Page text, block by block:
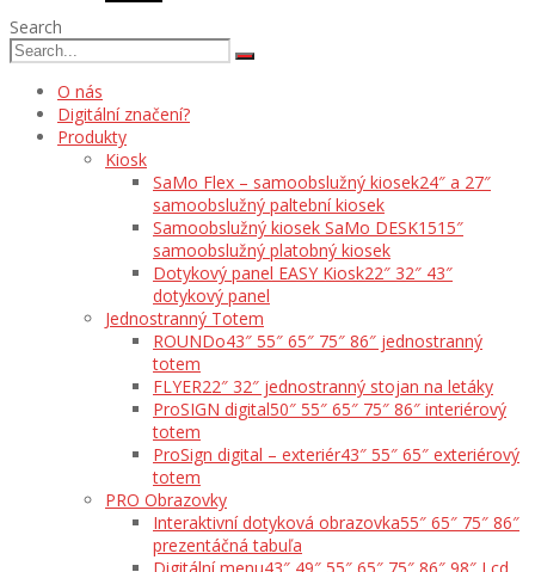
Search
O nás
Digitální značení?
Produkty
Kiosk
SaMo Flex – samoobslužný kiosek24″ a 27″
samoobslužný paltební kiosek
Samoobslužný kiosek SaMo DESK1515″
samoobslužný platobný kiosek
Dotykový panel EASY Kiosk22″ 32″ 43″
dotykový panel
Jednostranný Totem
ROUNDo43″ 55″ 65″ 75″ 86″ jednostranný
totem
FLYER22″ 32″ jednostranný stojan na letáky
ProSIGN digital50″ 55″ 65″ 75″ 86″ interiérový
totem
ProSign digital – exteriér43″ 55″ 65″ exteriérový
totem
PRO Obrazovky
Interaktivní dotyková obrazovka55″ 65″ 75″ 86″
prezentáčná tabuľa